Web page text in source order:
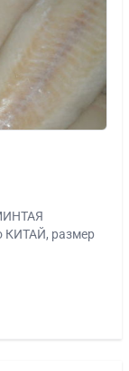
КИТАЙ, размер